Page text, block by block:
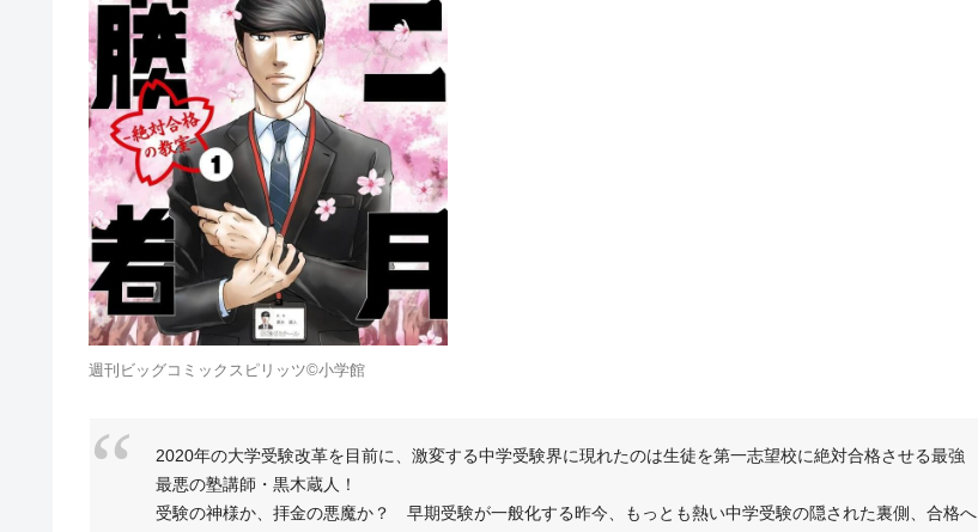
週刊ビッグコミックスピリッツ©小学館
2020年の大学受験改革を目前に、激変する中学受験界に現れたのは生徒を第一志望校に絶対合格させる最強
最悪の塾講師・黒木蔵人！
受験の神様か、拝金の悪魔か？ 早期受験が一般化する昨今、もっとも熱い中学受験の隠された裏側、合格へ